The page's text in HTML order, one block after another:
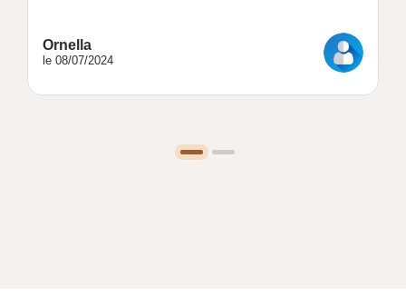
Ornella
le 08/07/2024